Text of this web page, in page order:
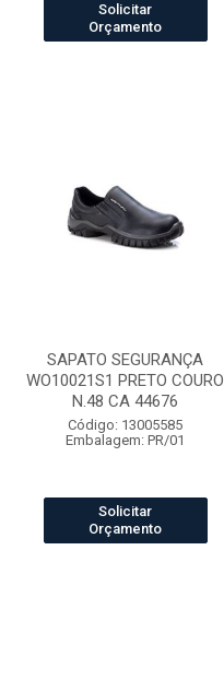
Solicitar
Orçamento
SAPATO SEGURANÇA
WO10021S1 PRETO COURO
N.48 CA 44676
Código: 13005585
Embalagem: PR/01
Solicitar
Orçamento